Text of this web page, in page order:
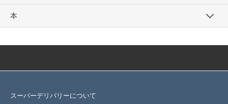
本
スーパーデリバリーについて